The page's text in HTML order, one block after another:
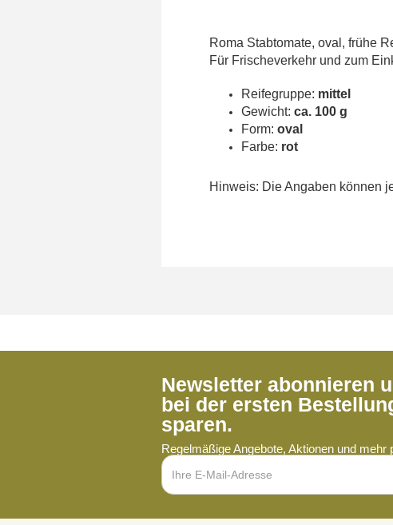
Roma Stabtomate, oval, frühe
Für Frischeverkehr und zum
Reifegruppe: mittel
Gewicht: ca. 100 g
Form: oval
Farbe: rot
Hinweis: Die Angaben können
Newsletter abonnieren
bei der ersten
sparen.
Regelmäßige Angebote, Aktionen und mehr